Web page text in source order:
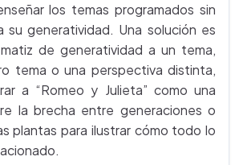
los temas programados sin
generatividad. Una solución es
de generatividad a un tema,
tema o una perspectiva distinta,
a “Romeo y Julieta” como una
la brecha entre generaciones o
plantas para ilustrar cómo todo lo